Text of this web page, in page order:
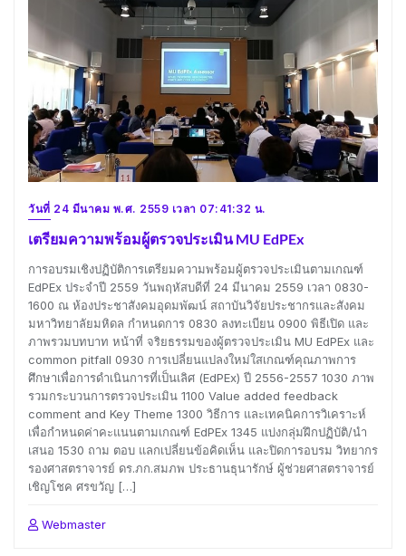
วันที่ 24 มีนาคม พ.ศ. 2559 เวลา 07:41:32 น.
เตรียมความพร้อมผู้ตรวจประเมิน MU EdPEx
การอบรมเชิงปฏิบัติการเตรียมความพร้อมผู้ตรวจประเมินตามเกณฑ์
EdPEx ประจำปี 2559 วันพฤหัสบดีที่ 24 มีนาคม 2559 เวลา 0830-
1600 ณ ห้องประชาสังคมอุดมพัฒน์ สถาบันวิจัยประชากรและสังคม
มหาวิทยาลัยมหิดล กำหนดการ 0830 ลงทะเบียน 0900 พิธีเปิด และ
ภาพรวมบทบาท หน้าที่ จริยธรรมของผู้ตรวจประเมิน MU EdPEx และ
common pitfall 0930 การเปลี่ยนแปลงใหม่ใสเกณฑ์คุณภาพการ
ศึกษาเพื่อการดำเนินการที่เป็นเลิศ (EdPEx) ปี 2556-2557 1030 ภาพ
รวมกระบวนการตรวจประเมิน 1100 Value added feedback
comment and Key Theme 1300 วิธีการ และเทคนิคการวิเคราะห์
เพื่อกำหนดค่าคะแนนตามเกณฑ์ EdPEx 1345 แบ่งกลุ่มฝึกปฏิบัติ/นำ
เสนอ 1530 ถาม ตอบ แลกเปลี่ยนข้อคิดเห็น และปิดการอบรม วิทยากร
รองศาสตราจารย์ ดร.ภก.สมภพ ประธานธุนารักษ์ ผู้ช่วยศาสตราจารย์
เชิญโชค ศรขวัญ […]
Webmaster